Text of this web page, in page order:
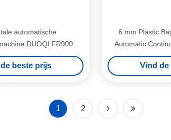
automatische
DUOQI FR900
Band Heat Sealer
beste prijs
6 mm Plastic
Automatic
voor
Vind de
1 2